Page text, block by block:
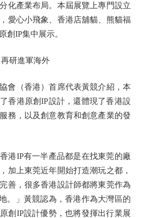
化產業布局。本屆展覽上專門設立
愛心小飛象、香港店舖貓、熊貓福
創IP集中展示。
研進軍海外
（香港）首席代表黃競介紹，本
香港原創IP設計，還體現了香港設
務，以及創意教育和創意產業的發
IP有一半產品都是在找東莞的廠
加上東莞近年開始打造潮玩之都，
善，很多香港設計師都將東莞作為
。」黃競認為，香港作為大灣區的
創IP設計優勢，也將發揮出行業展